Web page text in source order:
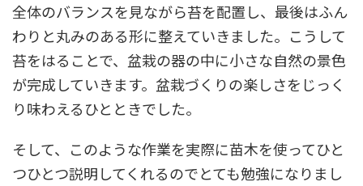
全体のバランスを見ながら苔を配置し、最後はふん
わりと丸みのある形に整えていきました。こうして
苔をはることで、盆栽の器の中に小さな自然の景色
が完成していきます。盆栽づくりの楽しさをじっく
り味わえるひとときでした。
そして、このような作業を実際に苗木を使ってひと
つひとつ説明してくれるのでとても勉強になりまし